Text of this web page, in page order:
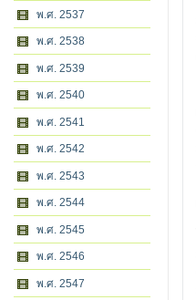
พ.ศ. 2537
พ.ศ. 2538
พ.ศ. 2539
พ.ศ. 2540
พ.ศ. 2541
พ.ศ. 2542
พ.ศ. 2543
พ.ศ. 2544
พ.ศ. 2545
พ.ศ. 2546
พ.ศ. 2547